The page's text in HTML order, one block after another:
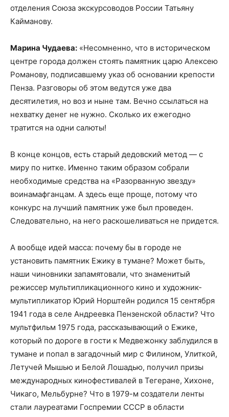
отделения Союза экскурсоводов России Татьяну
Кайманову.
Марина Чудаева: «Несомненно, что в историческом
центре города должен стоять памятник царю Алексею
Романову, подписавшему указ об основании крепости
Пенза. Разговоры об этом ведутся уже два
десятилетия, но воз и ныне там. Вечно ссылаться на
нехватку денег не нужно. Сколько их ежегодно
тратится на одни салюты!
В конце концов, есть старый дедовский метод — с
миру по нитке. Именно таким образом собрали
необходимые средства на «Разорванную звезду»
воинам­афганцам. А здесь еще проще, потому что
конкурс на лучший памятник уже был проведен.
Следовательно, на него раскошеливаться не придется.
А вообще идей масса: почему бы в городе не
установить памятник Ежику в тумане? Может быть,
наши чиновники запамятовали, что знаменитый
режиссер мультипликационного кино и художник­
мультипликатор Юрий Норштейн родился 15 сентября
1941 года в селе Андреевка Пензенской области? Что
мультфильм 1975 года, рассказывающий о Ежике,
который по дороге в гости к Медвежонку заблудился в
тумане и попал в загадочный мир с Филином, Улиткой,
Летучей Мышью и Белой Лошадью, получил призы
международных кинофестивалей в Тегеране, Хихоне,
Чикаго, Мельбурне? Что в 1979-м создатели ленты
стали лауреатами Госпремии СССР в области